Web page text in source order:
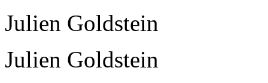
Julien Goldstein
Julien Goldstein